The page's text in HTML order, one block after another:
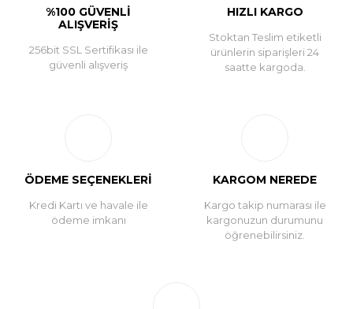
%100 GÜVENLİ
ALIŞVERİŞ
256bit SSL Sertifikası ile
güvenli alışveriş
HIZLI KARGO
Stoktan Teslim etiketli
ürünlerin siparişleri 24
saatte kargoda.
ÖDEME SEÇENEKLERİ
Kredi Kartı ve havale ile
ödeme imkanı
KARGOM NEREDE
Kargo takip numarası ile
kargonuzun durumunu
öğrenebilirsiniz.